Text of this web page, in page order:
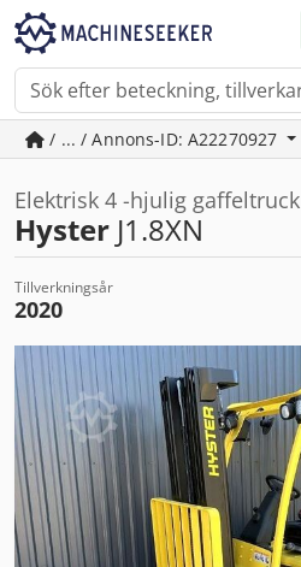
/ ... / Annons-ID: A22270927
Elektrisk 4 -hjulig gaffeltruck
Hyster J1.8XN
Tillverkningsår
2020